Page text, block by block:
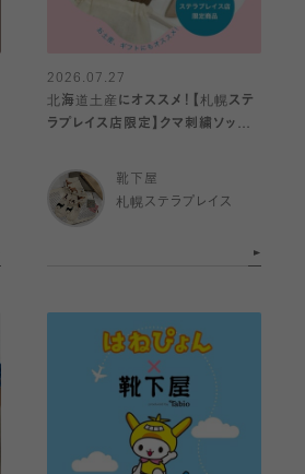
2026.07.27
北海道土産にオススメ！【札幌ステ
ラプレイス店限定】クマ刺繍ソック
靴下屋
札幌ステラプレイス